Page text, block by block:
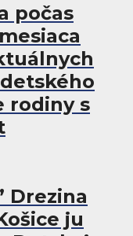
počas
rodiny s
Drezina
ju